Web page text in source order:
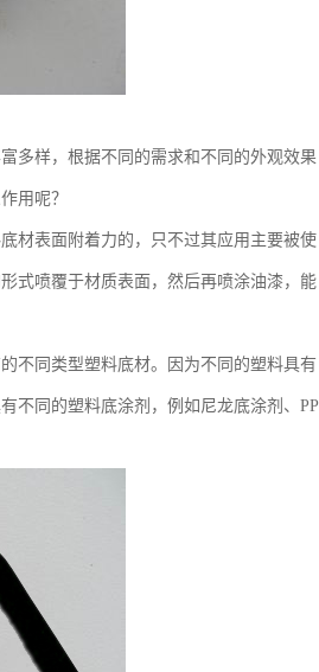
多样，根据不同的需求和不同的外观效果
用呢？
材表面附着力的，只不过其应用主要被使
式喷覆于材质表面，然后再喷涂油漆，能
不同类型塑料底材。因为不同的塑料具有
不同的塑料底涂剂，例如尼龙底涂剂、PP